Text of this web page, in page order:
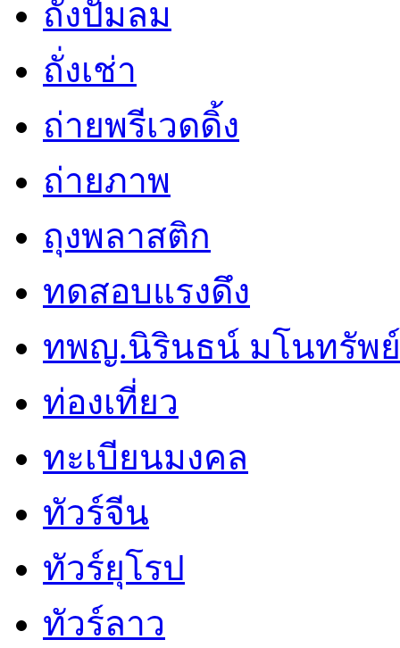
ถังปั๊มลม
ถั่งเช่า
ถ่ายพรีเวดดิ้ง
ถ่ายภาพ
ถุงพลาสติก
ทดสอบแรงดึง
ทพญ.นิรินธน์ มโนทรัพ
ท่องเที่ยว
ทะเบียนมงคล
ทัวร์จีน
ทัวร์ยุโรป
ทัวร์ลาว